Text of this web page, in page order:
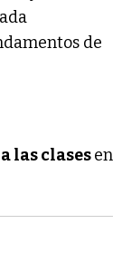
de
las clasesen